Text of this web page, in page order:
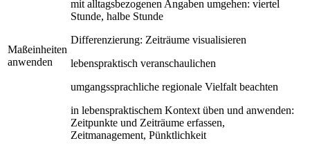
Maßeinheiten
anwenden
mit alltagsbezogenen Angaben umgehen: viertel
Stunde, halbe Stunde
Differenzierung: Zeiträume visualisieren
lebenspraktisch veranschaulichen
umgangssprachliche regionale Vielfalt beachten
in lebenspraktischem Kontext üben und anwenden:
Zeitpunkte und Zeiträume erfassen,
Zeitmanagement, Pünktlichkeit